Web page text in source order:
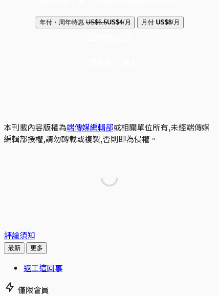
年付・周年特惠 US$6.5US$4/月 月付 US$8/月
本刊載內容版權為端傳媒編輯部或相關單位所有,未經端傳媒
編輯部授權,請勿轉載或複製,否則即為侵權。
評論須知
最新 更多
返工這回事
僅限會員